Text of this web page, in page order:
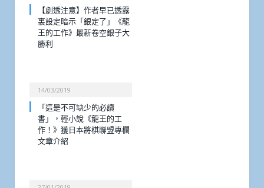
【劇透注意】作者早已透露
裏設定暗示「銀定了」《龍
王的工作》最新卷空銀子大
勝利
14/03/2019
「這是不可缺少的必讀
書」，輕小說《龍王的工
作！》獲日本將棋聯盟專欄
文章介紹